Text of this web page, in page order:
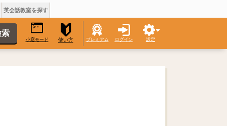
英会話教室を探す
小窓モード 使い方 プレミアム ログイン 設定